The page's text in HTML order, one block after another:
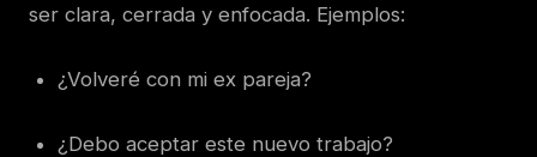
ser clara, cerrada y enfocada. Ejemplos:
¿Volveré con mi ex pareja?
¿Debo aceptar este nuevo trabajo?